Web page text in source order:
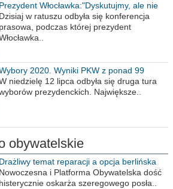
Prezydent Włocławka:"Dyskutujmy, ale nie
obrażajmy się”
Dzisiaj w ratuszu odbyła się konferencja
prasowa, podczas której prezydent
2020. Wyniki PKW z ponad 99
obwodów
niedzielę 12 lipca odbyła się druga tura
prezydenckich. Największe..
obywatelskie
Drażliwy temat reparacji a opcja berlińska
Nowoczesna i Platforma Obywatelska dość
histerycznie oskarża szeregowego posła..